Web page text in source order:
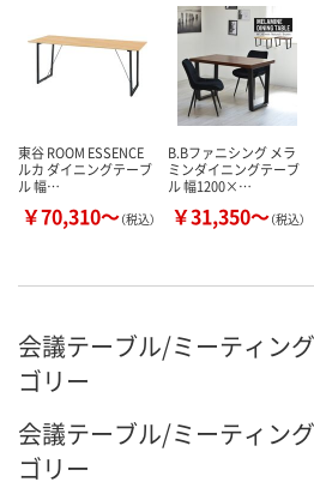
東谷 ROOM ESSENCE
ルカ ダイニングテーブ
ル 幅…
￥70,310～（税込）
B.Bファニシング メラ
ミンダイニングテーブ
ル 幅1200×…
￥31,350～（税込）
会議テーブル/ミーティン
ゴリー
会議テーブル/ミーティン
ゴリー